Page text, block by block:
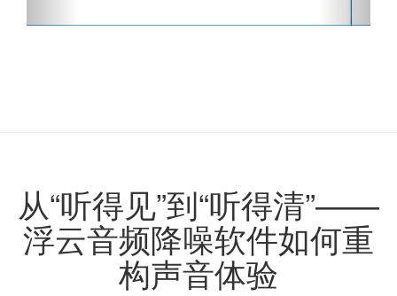
从“听得见”到“听得清”——
浮云音频降噪软件如何重
构声音体验